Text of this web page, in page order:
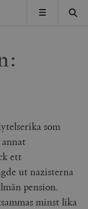
MENY
som
ett
ut nazisterna
pension.
minst lika